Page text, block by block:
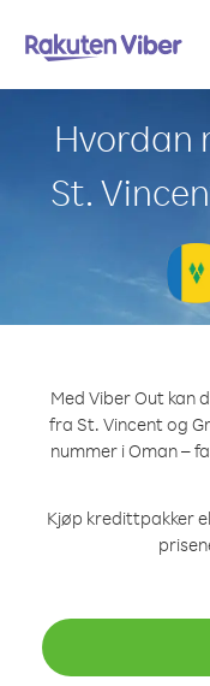
Hvordan
St.
Med Viber Out kan
fra St. Vincent og
nummer i Oman –
Kjøp kredittpakker